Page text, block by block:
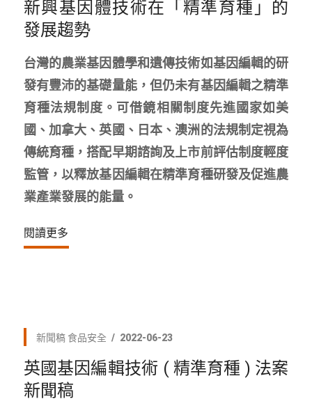
新興基因體技術在「精準育種」的
發展趨勢
台灣的農業基因體學和遺傳技術如基因編輯的研
發有豐沛的基礎量能，但仍未有基因編輯之精準
育種法規制度。可借鏡相關制度先進國家如美
國、加拿大、英國、日本、澳洲的法規制定視為
傳統育種，搭配早期諮詢及上市前評估制度輕度
監管，以釋放基因編輯在精準育種研發及促進農
業產業發展的能量。
閱讀更多
新聞稿 食品安全 2022-06-23
英國基因編輯技術 ( 精準育種 ) 法案
新聞稿